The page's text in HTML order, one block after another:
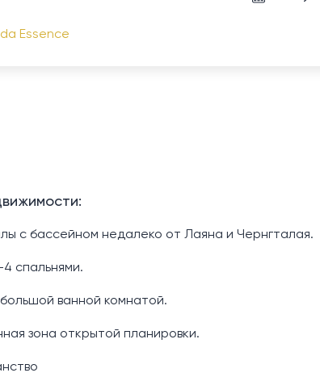
Essence
с бассейном недалеко от Лаяна и Чернгталая.
спальнями.
большой ванной комнатой.
зона открытой планировки.